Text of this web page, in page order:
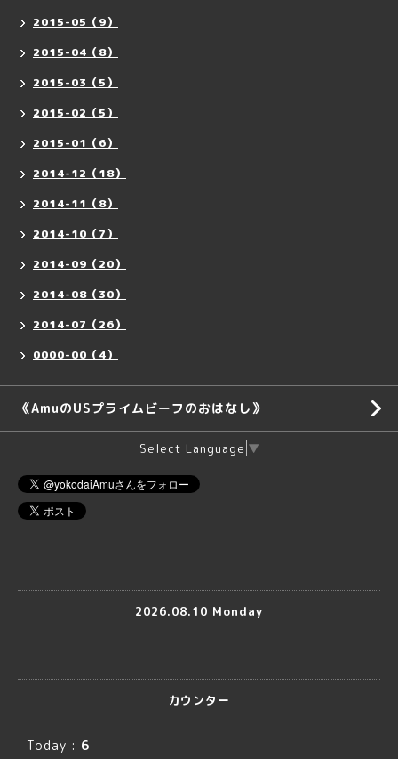
2015-05（9）
2015-04（8）
2015-03（5）
2015-02（5）
2015-01（6）
2014-12（18）
2014-11（8）
2014-10（7）
2014-09（20）
2014-08（30）
2014-07（26）
0000-00（4）
《AmuのUSプライムビーフのおはなし》
Select Language ▼
2026.08.10 Monday
カウンター
Today : 6